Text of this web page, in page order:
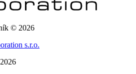
© 2026
s.r.o.